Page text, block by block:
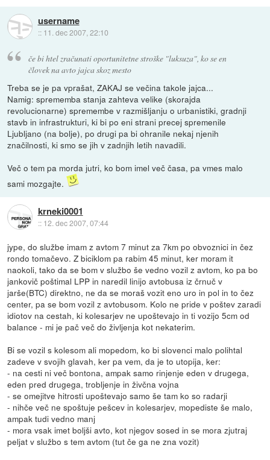
username
:: 11. dec 2007, 22:10
če bi htel zračunati oportunitetne stroške "luksuza", ko se en
človek na avto jajca skoz mesto
Treba se je pa vprašat, ZAKAJ se večina takole jajca...
Namig: sprememba stanja zahteva velike (skorajda
revolucionarne) spremembe v razmišljanju o urbanistiki, gradnji
stavb in infrastrukturi, ki bi po eni strani precej spremenile
Ljubljano (na bolje), po drugi pa bi ohranile nekaj njenih
značilnosti, ki smo se jih v zadnjih letih navadili.
Več o tem pa morda jutri, ko bom imel več časa, pa vmes malo
sami mozgajte.
krneki0001
:: 12. dec 2007, 07:44
jype, do službe imam z avtom 7 minut za 7km po obvoznici in čez
rondo tomačevo. Z biciklom pa rabim 45 minut, ker moram it
naokoli, tako da se bom v službo še vedno vozil z avtom, ko pa bo
jankovič poštimal LPP in naredil linijo avtobusa iz črnuč v
jarše(BTC) direktno, ne da se moraš vozit eno uro in pol in to čez
center, pa se bom vozil z avtobusom. Kolo ne pride v poštev zaradi
idiotov na cestah, ki kolesarjev ne upoštevajo in ti vozijo 5cm od
balance - mi je pač več do življenja kot nekaterim.
Bi se vozil s kolesom ali mopedom, ko bi slovenci malo polihtal
zadeve v svojih glavah, ker pa vem, da je to utopija, ker:
- na cesti ni več bontona, ampak samo rinjenje eden v drugega,
eden pred drugega, trobljenje in živčna vojna
- se omejitve hitrosti upoštevajo samo še tam ko so radarji
- nihče več ne spoštuje pešcev in kolesarjev, mopediste še malo,
ampak tudi vedno manj
- mora vsak imet boljši avto, kot njegov sosed in se mora zjutraj
peljat v službo s tem avtom (tut če ga ne zna vozit)